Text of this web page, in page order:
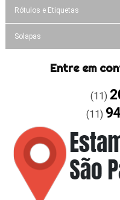
Rótulos e Etiquetas
Solapas
Entre em
(11)
(11)